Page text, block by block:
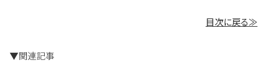
目次に戻る≫
▼関連記事